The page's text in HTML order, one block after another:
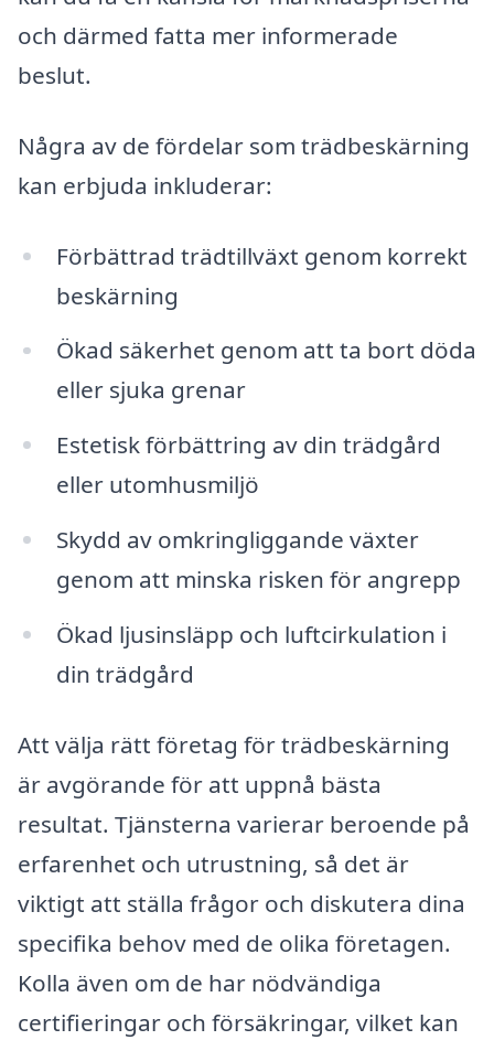
och därmed fatta mer informerade
beslut.
Några av de fördelar som trädbeskärning
kan erbjuda inkluderar:
Förbättrad trädtillväxt genom korrekt
beskärning
Ökad säkerhet genom att ta bort döda
eller sjuka grenar
Estetisk förbättring av din trädgård
eller utomhusmiljö
Skydd av omkringliggande växter
genom att minska risken för angrepp
Ökad ljusinsläpp och luftcirkulation i
din trädgård
Att välja rätt företag för trädbeskärning
är avgörande för att uppnå bästa
resultat. Tjänsterna varierar beroende på
erfarenhet och utrustning, så det är
viktigt att ställa frågor och diskutera dina
specifika behov med de olika företagen.
Kolla även om de har nödvändiga
certifieringar och försäkringar, vilket kan